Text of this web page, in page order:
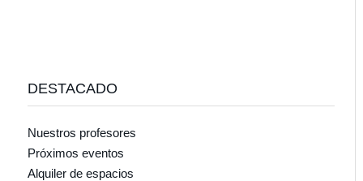
DESTACADO
Nuestros profesores
Próximos eventos
Alquiler de espacios